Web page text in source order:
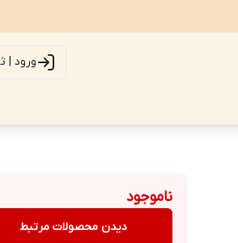
ورود |
ناموجود
دیدن محصولات مرتبط